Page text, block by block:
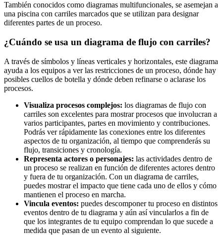
También conocidos como diagramas multifuncionales, se asemejan a
una piscina con carriles marcados que se utilizan para designar
diferentes partes de un proceso.
¿Cuándo se usa un diagrama de flujo con carriles?
A través de símbolos y líneas verticales y horizontales, este diagrama
ayuda a los equipos a ver las restricciones de un proceso, dónde hay
posibles cuellos de botella y dónde deben refinarse o aclarase los
procesos.
Visualiza procesos complejos: los diagramas de flujo con
carriles son excelentes para mostrar procesos que involucran a
varios participantes, partes en movimiento y contribuciones.
Podrás ver rápidamente las conexiones entre los diferentes
aspectos de tu organización, al tiempo que comprenderás su
flujo, transiciones y cronología.
Representa actores o personajes: las actividades dentro de
un proceso se realizan en función de diferentes actores dentro
y fuera de tu organización. Con un diagrama de carriles,
puedes mostrar el impacto que tiene cada uno de ellos y cómo
mantienen el proceso en marcha.
Vincula eventos: puedes descomponer tu proceso en distintos
eventos dentro de tu diagrama y aún así vincularlos a fin de
que los integrantes de tu equipo comprendan lo que sucede a
medida que pasan de un evento al siguiente.